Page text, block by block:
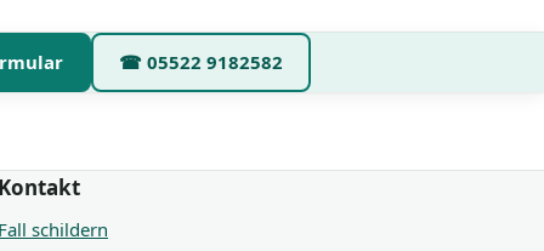
☎ 05522 9182582
schildern